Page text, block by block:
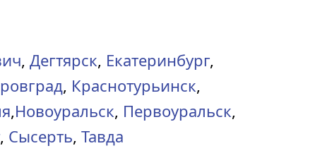
, Дегтярск, Екатеринбург,
, Краснотурьинск,
,Новоуральск, Первоуральск,
, Сысерть, Тавда